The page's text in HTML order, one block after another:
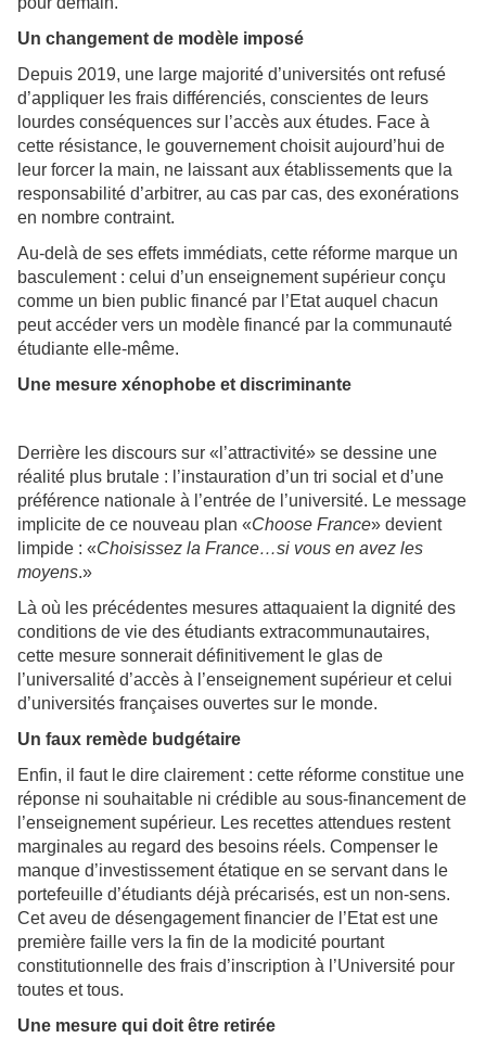
Un changement de modèle imposé
Depuis 2019, une large majorité d’universités ont refusé
d’appliquer les frais différenciés, conscientes de leurs
lourdes conséquences sur l’accès aux études. Face à
cette résistance, le gouvernement choisit aujourd’hui de
leur forcer la main, ne laissant aux établissements que la
responsabilité d’arbitrer, au cas par cas, des exonérations
en nombre contraint.
Au-delà de ses effets immédiats, cette réforme marque un
basculement : celui d’un enseignement supérieur conçu
comme un bien public financé par l’Etat auquel chacun
peut accéder vers un modèle financé par la communauté
étudiante elle-même.
Une mesure xénophobe et discriminante
Derrière les discours sur «l’attractivité» se dessine une
réalité plus brutale : l’instauration d’un tri social et d’une
préférence nationale à l’entrée de l’université. Le message
implicite de ce nouveau plan «Choose France» devient
limpide : «Choisissez la France…si vous en avez les
moyens.»
Là où les précédentes mesures attaquaient la dignité des
conditions de vie des étudiants extracommunautaires,
cette mesure sonnerait définitivement le glas de
l’universalité d’accès à l’enseignement supérieur et celui
d’universités françaises ouvertes sur le monde.
Un faux remède budgétaire
Enfin, il faut le dire clairement : cette réforme constitue une
réponse ni souhaitable ni crédible au sous-financement de
l’enseignement supérieur. Les recettes attendues restent
marginales au regard des besoins réels. Compenser le
manque d’investissement étatique en se servant dans le
portefeuille d’étudiants déjà précarisés, est un non-sens.
Cet aveu de désengagement financier de l’Etat est une
première faille vers la fin de la modicité pourtant
constitutionnelle des frais d’inscription à l’Université pour
toutes et tous.
Une mesure qui doit être retirée